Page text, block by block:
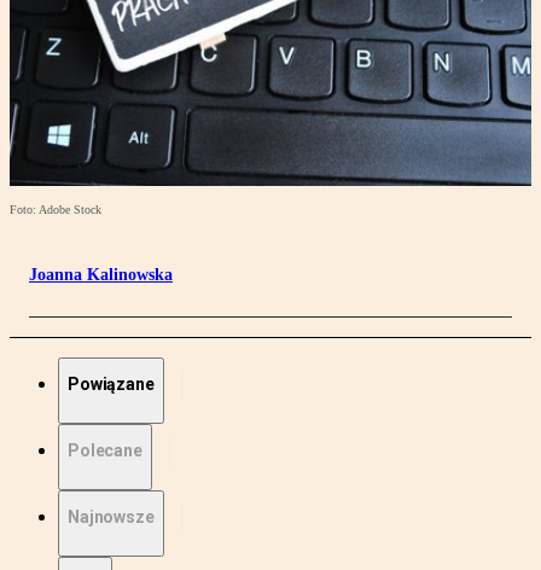
Foto: Adobe Stock
Joanna Kalinowska
Powiązane
Polecane
Najnowsze